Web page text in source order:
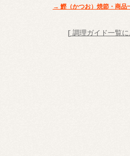
→ 鰹（かつお）焼節・商品
[ 調理ガイド一覧